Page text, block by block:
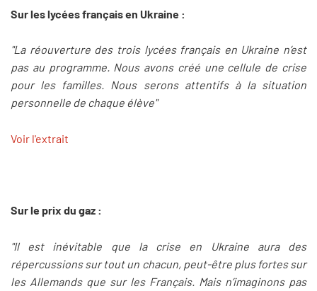
Sur les lycées français en Ukraine :
"La réouverture des trois lycées français en Ukraine n’est
pas au programme. Nous avons créé une cellule de crise
pour les familles. Nous serons attentifs à la situation
personnelle de chaque élève"
Voir l'extrait
Sur le prix du gaz :
"Il est inévitable que la crise en Ukraine aura des
répercussions sur tout un chacun, peut-être plus fortes sur
les Allemands que sur les Français. Mais n’imaginons pas